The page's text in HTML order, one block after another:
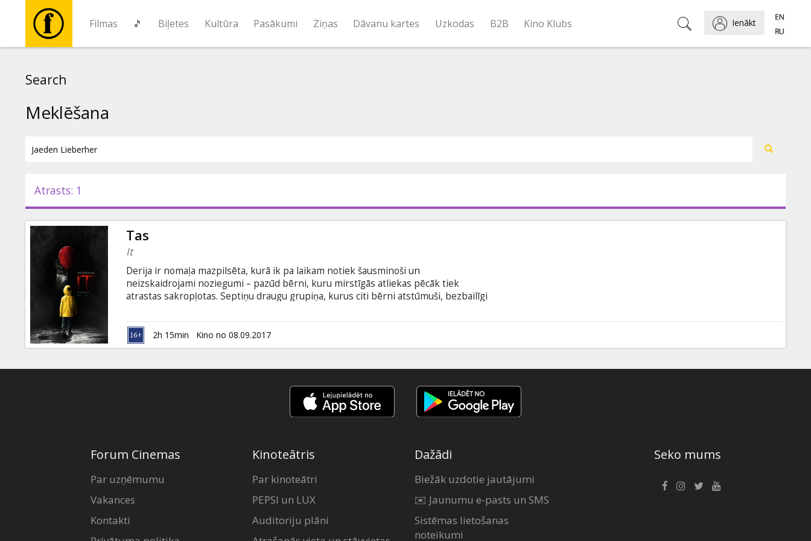
Filmas 🎵 Biļetes Kultūra Pasākumi Ziņas Dāvanu kartes Uzkodas B2B Kino Klubs Ienākt
Pasākumi
Dāvanu
kartes
Uzkodas
B2B
Search
Meklēšana
Atrasts: 1
Tas
It
Derija ir nomaļa mazpilsēta, kurā ik pa laikam notiek šausminoši un
neizskaidrojami noziegumi – pazūd bērni, kuru mirstīgās atliekas pēcāk tiek
atrastas sakropļotas. Septiņu draugu grupiņa, kurus citi bērni atstūmuši, bezbailīgi
Penīvaizam – noslēpumainam aizvēsturiskam radījumam, kas nogalinājis bērnus
jau gadsimtiem ilgi. Filma angļu valodā ar subtitriem latviešu un krievu valodā.
2h 15min Kino no 08.09.2017
Forum Cinemas
Par uzņēmumu
Vakances
Kontakti
Kinoteātris
Par kinoteātri
PEPSI un LUX
Auditoriju plāni
Dažādi
Biežāk uzdotie jautājumi
✉️ Jaunumu e-pasts un SMS
Sistēmas lietošanas
noteikumi
Seko mums